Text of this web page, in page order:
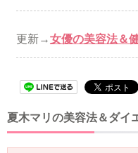
更新→女優の美容法＆
夏木マリの美容法＆ダイ